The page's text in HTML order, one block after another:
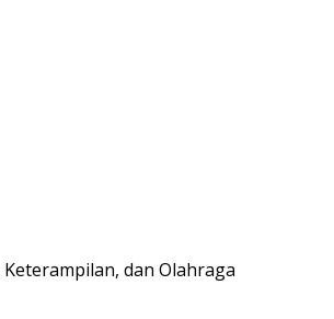
Keterampilan, dan Olahraga